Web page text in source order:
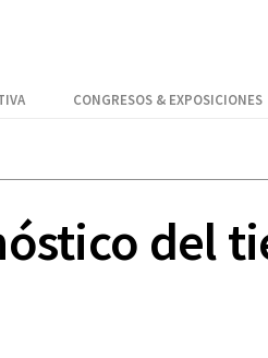
CONGRESOS & EXPOSICIONES
del